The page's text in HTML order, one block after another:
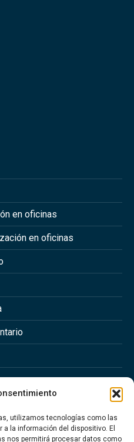
utilizamos tecnologías como las
la información del dispositivo. El
nos permitirá procesar datos como
en oficinas
en oficinas